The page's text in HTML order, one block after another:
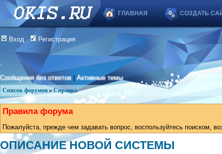
ГЛАВНАЯ СОЗДАТЬ
Вход Регистрация
Сообщения без ответов |Активные темы
Список форумов » Справка
Правила форума
Пожалуйста, прежде чем задавать вопрос, воспользуйтесь поиском,
ОПИСАНИЕ НОВОЙ СИСТЕМЫ